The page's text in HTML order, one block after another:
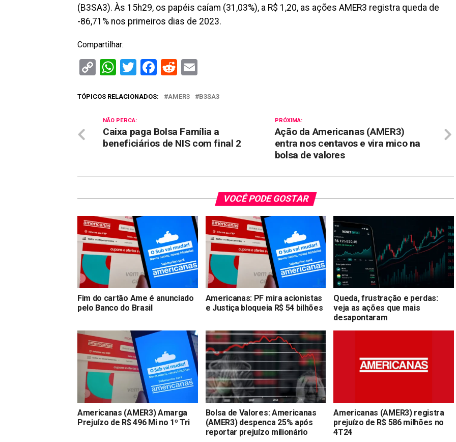
(B3SA3). Às 15h29, os papéis caíam (31,03%), a R$ 1,20, as ações AMER3 registra queda de
-86,71% nos primeiros dias de 2023.
Compartilhar:
CopyWhatsApp
Twitter
Facebook
Reddit
TÓPICOS RELACIONADOS: AMER3 B3SA3
PRÓXIMA:
Ação da Americanas (AMER3)
entra nos centavos e vira mico na
bolsa de valores
NÃO PERCA:
Caixa paga Bolsa Família a
beneficiários de NIS com final 2
VOCÊ PODE GOSTAR
Fim do cartão Ame é anunciado
pelo Banco do Brasil
Americanas: PF mira acionistas
e Justiça bloqueia R$ 54 bilhões
Queda, frustração e perdas:
veja as ações que mais
desapontaram
Americanas (AMER3) Amarga
Prejuízo de R$ 496 Mi no 1º Tri
Bolsa de Valores: Americanas
(AMER3) despenca 25% após
reportar prejuízo milionário
Americanas (AMER3) registra
prejuízo de R$ 586 milhões no
4T24